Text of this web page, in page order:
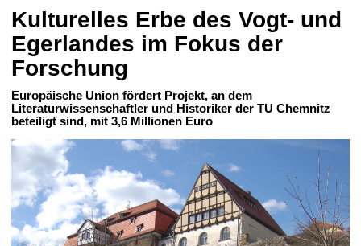
u
f
e
n
Kulturelles Erbe des Vogt- und
Egerlandes im Fokus der
Forschung
Europäische Union fördert Projekt, an dem
Literaturwissenschaftler und Historiker der TU Chemnitz
beteiligt sind, mit 3,6 Millionen Euro